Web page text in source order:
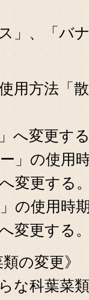
」、「バ
用方法「
へ変更す
」の使用
変更する
の使用時
変更する
の変更》
な科葉菜